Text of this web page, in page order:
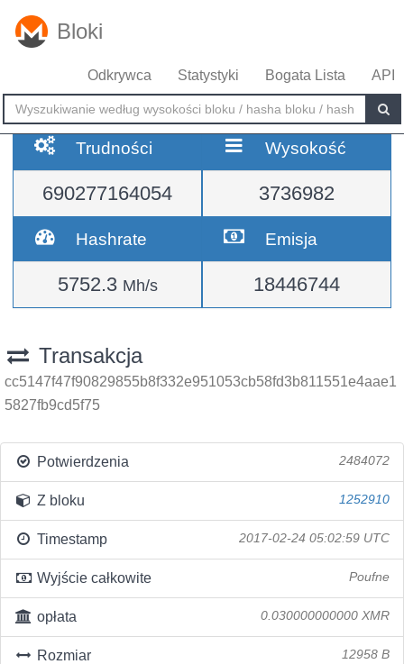
Bloki
Odkrywca Statystyki Bogata Lista API
Trudności
690277164054
Wysokość
3736982
Hashrate
5752.3 Mh/s
Emisja
18446744
Transakcja
cc5147f47f90829855b8f332e951053cb58fd3b811551e4aae1
5827fb9cd5f75
Potwierdzenia 2484072
Z bloku 1252910
Timestamp 2017-02-24 05:02:59 UTC
Wyjście całkowite Poufne
opłata 0.030000000000 XMR
Rozmiar 12958 B